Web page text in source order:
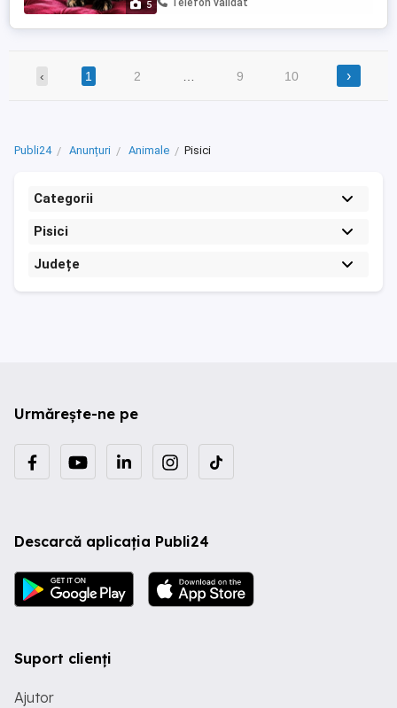
5 Telefon validat
‹ 1 2 9 10 ›
Publi24 Anunțuri Animale Pisici
Categorii
Pisici
Județe
Urmărește-ne pe
Descarcă aplicația Publi24
Suport clienți
Ajutor